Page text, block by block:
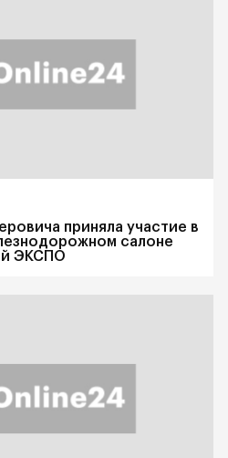
приняла участие в
салоне
ЭКСПО